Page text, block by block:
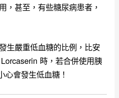
，甚至，有些糖尿病患者，
生嚴重低血糖的比例，比安
時，若合併使用胰
會發生低血糖！